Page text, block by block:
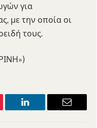
για
με την οποία οι
τους.
LinkedIn Email